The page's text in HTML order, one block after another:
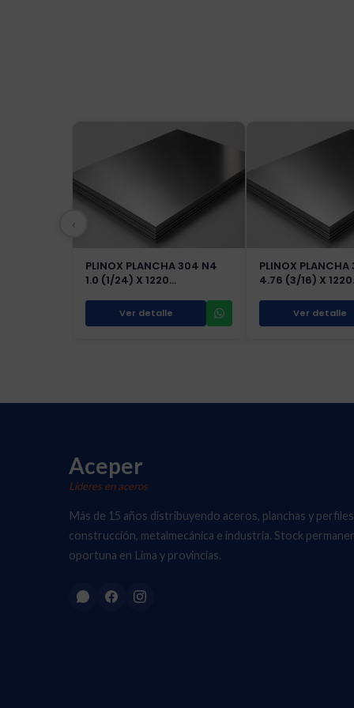
PLINOX PLANCHA 304 N4
1.0 (1/24) X 1220…
Ver detalle
PLINOX
4.76 (3/16) X
Ver detalle
‹
Aceper
Líderes en aceros
Más de 15 años distribuyendo aceros, planchas y
construcción, metalmecánica e industria. Stock
oportuna en Lima y provincias.